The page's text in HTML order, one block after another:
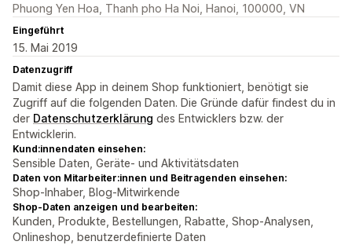
Phuong Yen Hoa, Thanh pho Ha Noi, Hanoi, 100000, VN
Eingeführt
15. Mai 2019
Datenzugriff
Damit diese App in deinem Shop funktioniert, benötigt sie
Zugriff auf die folgenden Daten. Die Gründe dafür findest du in
der Datenschutzerklärung des Entwicklers bzw. der
Entwicklerin.
Kund:innendaten einsehen:
Sensible Daten, Geräte- und Aktivitätsdaten
Daten von Mitarbeiter:innen und Beitragenden einsehen:
Shop-Inhaber, Blog-Mitwirkende
Shop-Daten anzeigen und bearbeiten:
Kunden, Produkte, Bestellungen, Rabatte, Shop-Analysen,
Onlineshop, benutzerdefinierte Daten